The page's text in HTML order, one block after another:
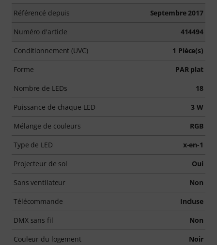
Référencé depuis Septembre 2017
Numéro d'article 414494
Conditionnement (UVC) 1 Pièce(s)
Forme PAR plat
Nombre de LEDs 18
Puissance de chaque LED 3 W
Mélange de couleurs RGB
Type de LED x-en-1
Projecteur de sol Oui
Sans ventilateur Non
Télécommande Incluse
DMX sans fil Non
Couleur du logement Noir